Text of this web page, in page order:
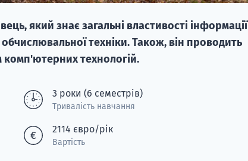
який знає загальні властивості інформації
техніки. Також, він проводить
комп'ютерних технологій.
3 роки (6 семестрів)
Тривалість навчання
2114 євро/рік
Вартість